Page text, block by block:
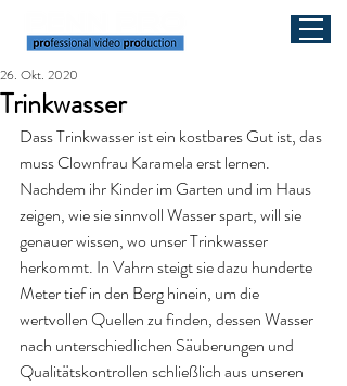
Trinkwasser
26. Okt. 2020
Dass Trinkwasser ist ein kostbares Gut ist, das
muss Clownfrau Karamela erst lernen.
Nachdem ihr Kinder im Garten und im Haus
zeigen, wie sie sinnvoll Wasser spart, will sie
genauer wissen, wo unser Trinkwasser
herkommt. In Vahrn steigt sie dazu hunderte
Meter tief in den Berg hinein, um die
wertvollen Quellen zu finden, dessen Wasser
nach unterschiedlichen Säuberungen und
Qualitätskontrollen schließlich aus unseren